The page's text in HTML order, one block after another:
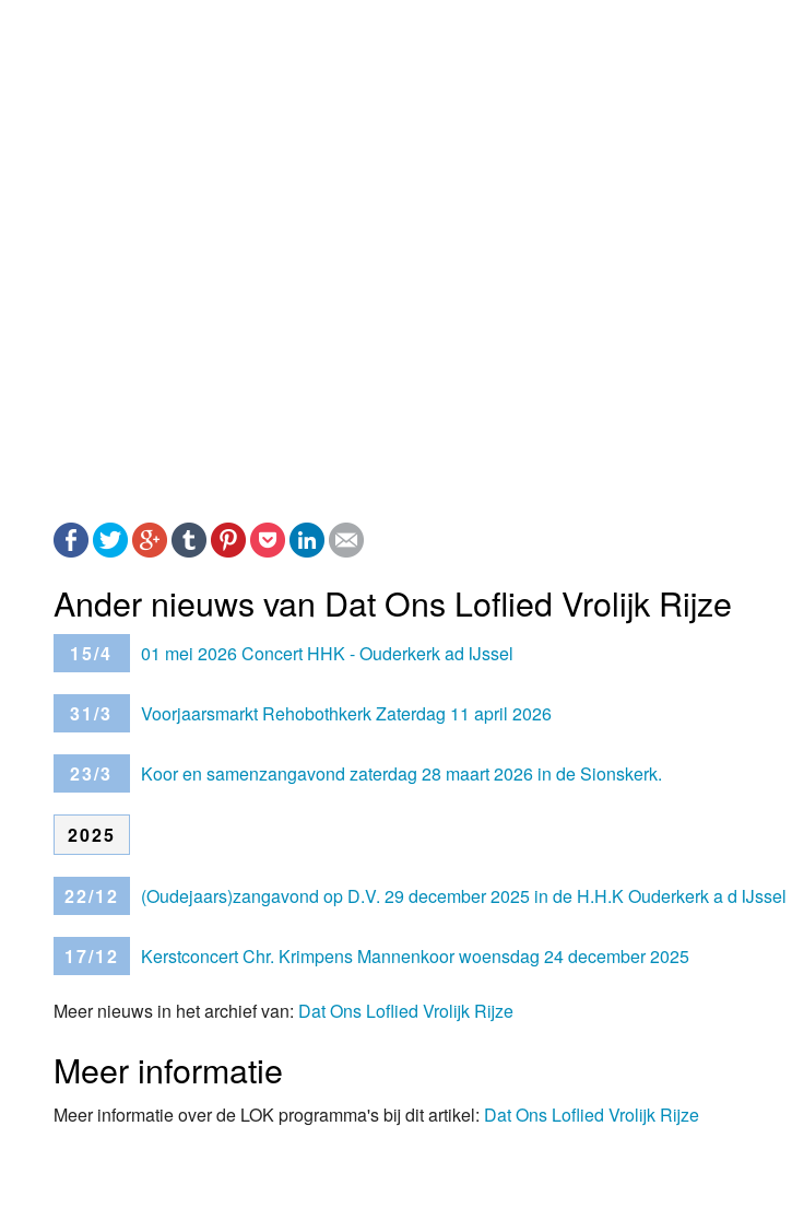
Ander nieuws van Dat Ons Loflied Vrolijk Rijze
15/4 01 mei 2026 Concert HHK - Ouderkerk ad IJssel
31/3 Voorjaarsmarkt Rehobothkerk Zaterdag 11 april 2026
23/3 Koor en samenzangavond zaterdag 28 maart 2026 in de Sionskerk.
2025
22/12 (Oudejaars)zangavond op D.V. 29 december 2025 in de H.H.K Ouderkerk a d IJssel
17/12 Kerstconcert Chr. Krimpens Mannenkoor woensdag 24 december 2025
Meer nieuws in het archief van: Dat Ons Loflied Vrolijk Rijze
Meer informatie
Meer informatie over de LOK programma's bij dit artikel: Dat Ons Loflied Vrolijk Rijze